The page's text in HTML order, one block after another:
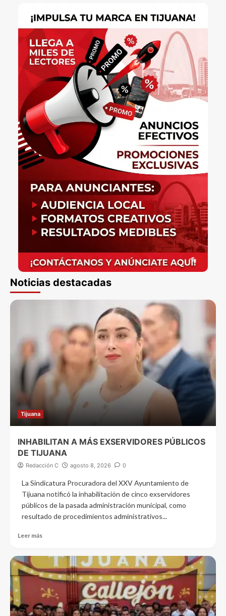
Noticias destacadas
Tijuana
INHABILITAN A MÁS EXSERVIDORES PÚBLICOS
DE TIJUANA
Redacción C agosto 8, 2026 0
La Sindicatura Procuradora del XXV Ayuntamiento de
Tijuana notificó la inhabilitación de cinco exservidores
públicos de la pasada administración municipal, como
resultado de procedimientos administrativos...
Leer más